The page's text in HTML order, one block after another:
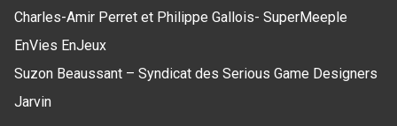
Charles-Amir Perret et Philippe Gallois- SuperMeeple
EnVies EnJeux
Suzon Beaussant – Syndicat des Serious Game Designers
Jarvin